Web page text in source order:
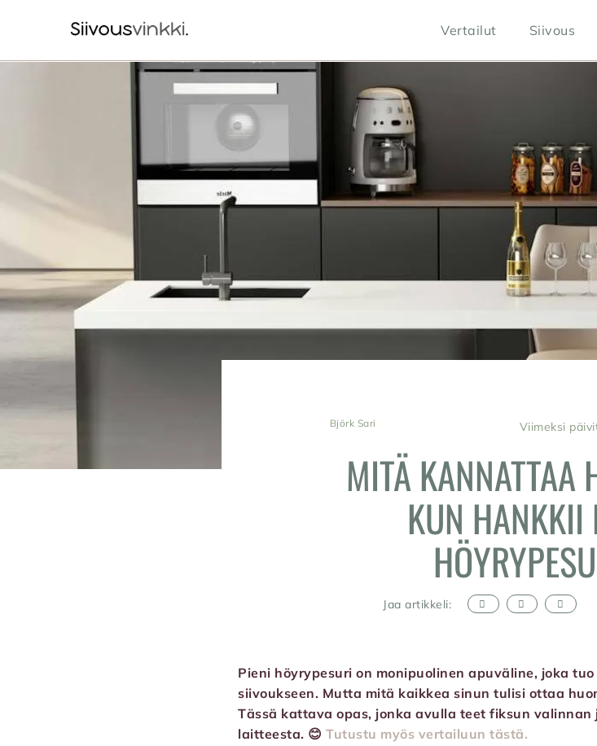
Vertailut Siivous
Björk Sari Viimeksi
MITÄ KANNATTAA
KUN HANKKII
Jaa artikkeli:
Pieni höyrypesuri on monipuolinen apuväline, joka
siivoukseen. Mutta mitä kaikkea sinun tulisi ottaa
Tässä kattava opas, jonka avulla teet fiksun
laitteesta. 😊 Tutustu myös vertailuun tästä.